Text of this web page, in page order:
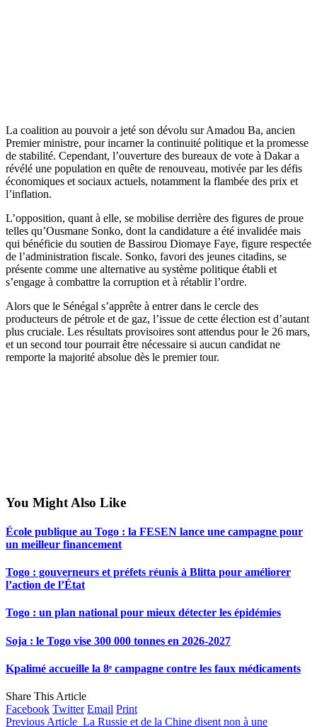
La coalition au pouvoir a jeté son dévolu sur Amadou Ba, ancien
Premier ministre, pour incarner la continuité politique et la promesse
de stabilité. Cependant, l’ouverture des bureaux de vote à Dakar a
révélé une population en quête de renouveau, motivée par les défis
économiques et sociaux actuels, notamment la flambée des prix et
l’inflation.
L’opposition, quant à elle, se mobilise derrière des figures de proue
telles qu’Ousmane Sonko, dont la candidature a été invalidée mais
qui bénéficie du soutien de Bassirou Diomaye Faye, figure respectée
de l’administration fiscale. Sonko, favori des jeunes citadins, se
présente comme une alternative au système politique établi et
s’engage à combattre la corruption et à rétablir l’ordre.
Alors que le Sénégal s’apprête à entrer dans le cercle des
producteurs de pétrole et de gaz, l’issue de cette élection est d’autant
plus cruciale. Les résultats provisoires sont attendus pour le 26 mars,
et un second tour pourrait être nécessaire si aucun candidat ne
remporte la majorité absolue dès le premier tour.
You Might Also Like
École publique au Togo : la FESEN lance une campagne pour
un meilleur financement
Togo : gouverneurs et préfets réunis à Blitta pour améliorer
l’action de l’État
Togo : un plan national pour mieux détecter les épidémies
Soja : le Togo vise 300 000 tonnes en 2026-2027
Kpalimé accueille la 8ᵉ campagne contre les faux médicaments
Share This Article
Facebook Twitter Email Print
Previous Article La Russie et de la Chine disent non à une